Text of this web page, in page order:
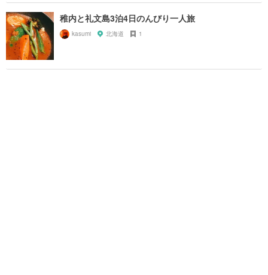
稚内と礼文島3泊4日のんびり一人旅
kasumi 北海道 1